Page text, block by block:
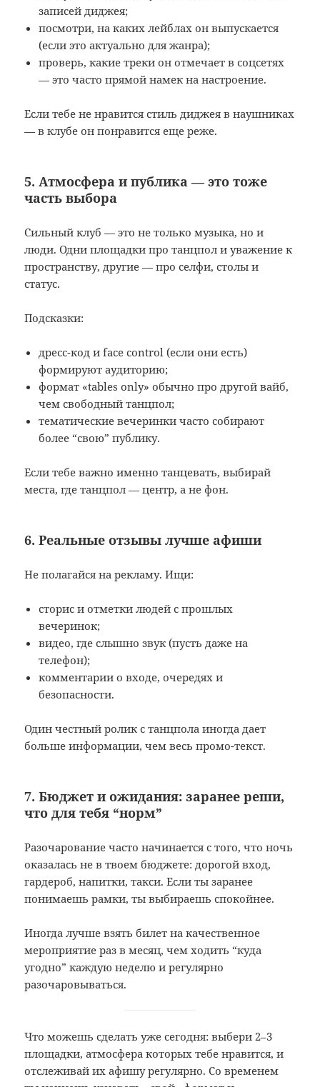
записей диджея;
посмотри, на каких лейблах он выпускается
(если это актуально для жанра);
проверь, какие треки он отмечает в соцсетях
— это часто прямой намек на настроение.
Если тебе не нравится стиль диджея в наушниках
— в клубе он понравится еще реже.
5. Атмосфера и публика — это тоже
часть выбора
Сильный клуб — это не только музыка, но и
люди. Одни площадки про танцпол и уважение к
пространству, другие — про селфи, столы и
статус.
Подсказки:
дресс-код и face control (если они есть)
формируют аудиторию;
формат «tables only» обычно про другой вайб,
чем свободный танцпол;
тематические вечеринки часто собирают
более “свою” публику.
Если тебе важно именно танцевать, выбирай
места, где танцпол — центр, а не фон.
6. Реальные отзывы лучше афиши
Не полагайся на рекламу. Ищи:
сторис и отметки людей с прошлых
вечеринок;
видео, где слышно звук (пусть даже на
телефон);
комментарии о входе, очередях и
безопасности.
Один честный ролик с танцпола иногда дает
больше информации, чем весь промо-текст.
7. Бюджет и ожидания: заранее реши,
что для тебя “норм”
Разочарование часто начинается с того, что ночь
оказалась не в твоем бюджете: дорогой вход,
гардероб, напитки, такси. Если ты заранее
понимаешь рамки, ты выбираешь спокойнее.
Иногда лучше взять билет на качественное
мероприятие раз в месяц, чем ходить “куда
угодно” каждую неделю и регулярно
разочаровываться.
Что можешь сделать уже сегодня: выбери 2–3
площадки, атмосфера которых тебе нравится, и
отслеживай их афишу регулярно. Со временем